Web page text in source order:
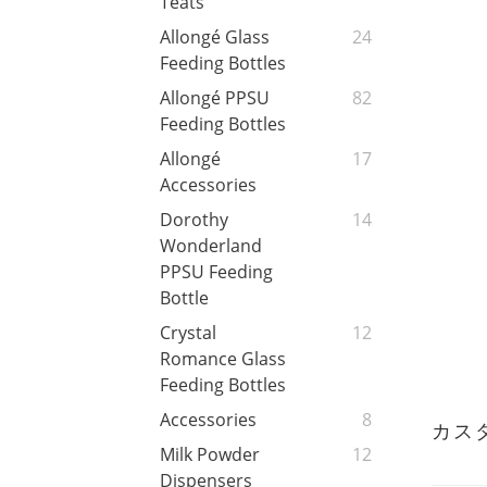
Allongé Glass
Feeding Bottles
24
Allongé PPSU
Feeding Bottles
82
Allongé
Accessories
17
Dorothy
Wonderland
PPSU Feeding
Bottle
14
Crystal
Romance Glass
Feeding Bottles
12
Accessories
8
Milk Powder
Dispensers
12
カス